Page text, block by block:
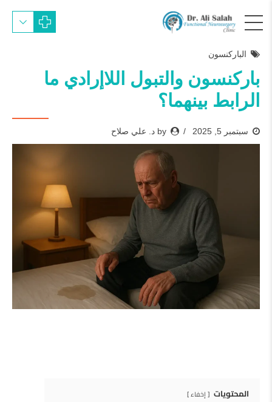
الباركنسون
باركنسون والتبول اللاإرادي ما
الرابط بينهما؟
سبتمبر 5, 2025 by د. علي صلاح
المحتويات إخفاء